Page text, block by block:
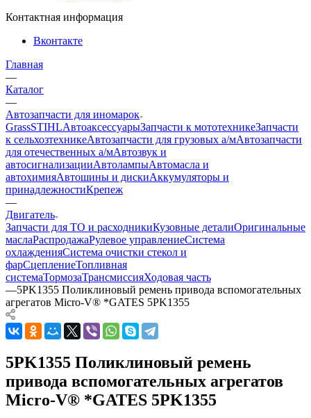
Контактная информация
Вконтакте
Главная
—
Каталог
—
Автозапчасти для иномарок
GrassSTIHLАвтоаксессуарыЗапчасти к мототехникеЗапчасти
к сельхозтехникеАвтозапчасти для грузовых а/мАвтозапчасти
для отечественных а/мАвтозвук и
автосигнализацииАвтолампыАвтомасла и
автохимияАвтошины и дискиАккумуляторы и
принадлежностиКрепеж
—
Двигатель
Запчасти для ТО и расходникиКузовные деталиОригинальные
маслаРаспродажаРулевое управлениеСистема
охлажденияСистема очистки стекол и
фарСцеплениеТопливная
системаТормозаТрансмиссияХодовая часть
—5PK1355 Поликлиновый ремень привода вспомогательных
агрегатов Micro-V® *GATES 5PK1355
5PK1355 Поликлиновый ремень
привода вспомогательных агрегатов
Micro-V® *GATES 5PK1355